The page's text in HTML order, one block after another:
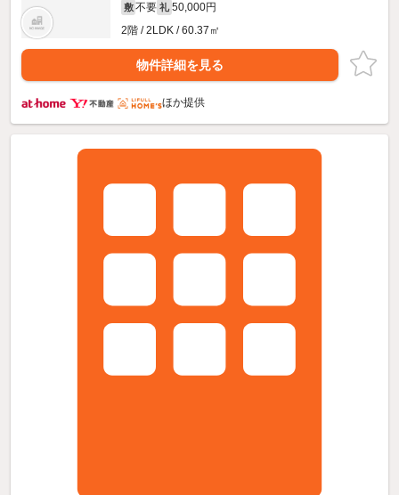
敷 不要 礼 50,000円
2階 / 2LDK / 60.37㎡
物件詳細を見る
ほか提供